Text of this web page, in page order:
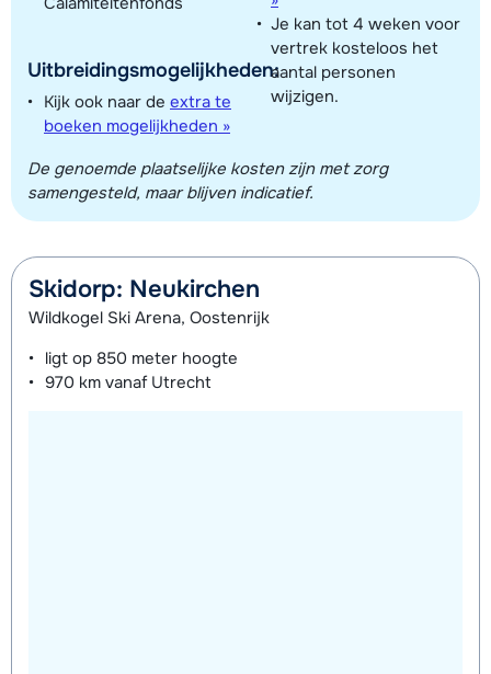
Toon alle accommodaties in dit gebied
Deze kaart geeft een indicatie van de ligging van onze accommodaties. De
exacte locatie kan enigszins afwijken.
Uitbreidingsmogelijkheden:
Kijk ook naar de extra te
boeken mogelijkheden »
Je kan tot 4 weken voor
vertrek kosteloos het
aantal personen
wijzigen.
De genoemde plaatselijke kosten zijn met zorg
samengesteld, maar blijven indicatief.
Skidorp: Neukirchen
Wildkogel Ski Arena, Oostenrijk
ligt op 850 meter hoogte
970 km vanaf Utrecht